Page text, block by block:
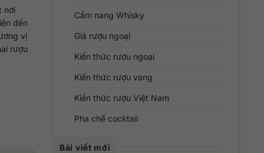
nơi
đến
vị
rượu
Cẩm nang Whisky
Giá rượu ngoại
Kiến thức rượu ngoại
Kiến thức rượu vang
Kiến thức rượu Việt Nam
Pha chế cocktail
Bài viết mới